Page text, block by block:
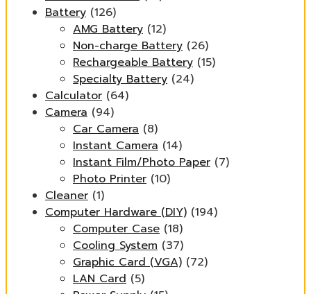
Battery (126)
AMG Battery (12)
Non-charge Battery (26)
Rechargeable Battery (15)
Specialty Battery (24)
Calculator (64)
Camera (94)
Car Camera (8)
Instant Camera (14)
Instant Film/Photo Paper (7)
Photo Printer (10)
Cleaner (1)
Computer Hardware (DIY) (194)
Computer Case (18)
Cooling System (37)
Graphic Card (VGA) (72)
LAN Card (5)